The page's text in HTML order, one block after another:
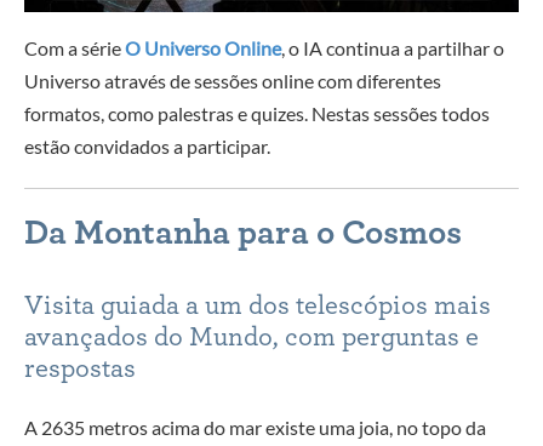
Com a sérieO Universo Online, o IA continua a partilhar o
Universo através de sessões online com diferentes
formatos, como palestras e quizes. Nestas sessões todos
estão convidados a participar.
Da Montanha para o Cosmos
Visita guiada a um dos telescópios mais
avançados do Mundo, com perguntas e
respostas
A 2635 metros acima do mar existe uma joia, no topo da